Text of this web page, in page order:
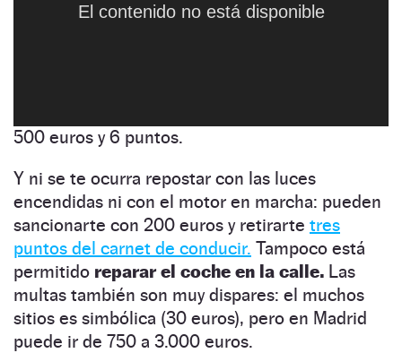
El contenido no está disponible
El contenido no está disponible
El contenido no está disponible
El contenido no está disponible
El contenido no está disponible
El contenido no está disponible
inmediaciones de un hospital conlleva una
500 euros y 6 puntos.
Y ni se te ocurra repostar con las luces
encendidas ni con el motor en marcha: pueden
sancionarte con 200 euros y retirarte tres
puntos del carnet de conducir. Tampoco está
permitido reparar el coche en la calle. Las
multas también son muy dispares: el muchos
sitios es simbólica (30 euros), pero en Madrid
puede ir de 750 a 3.000 euros.